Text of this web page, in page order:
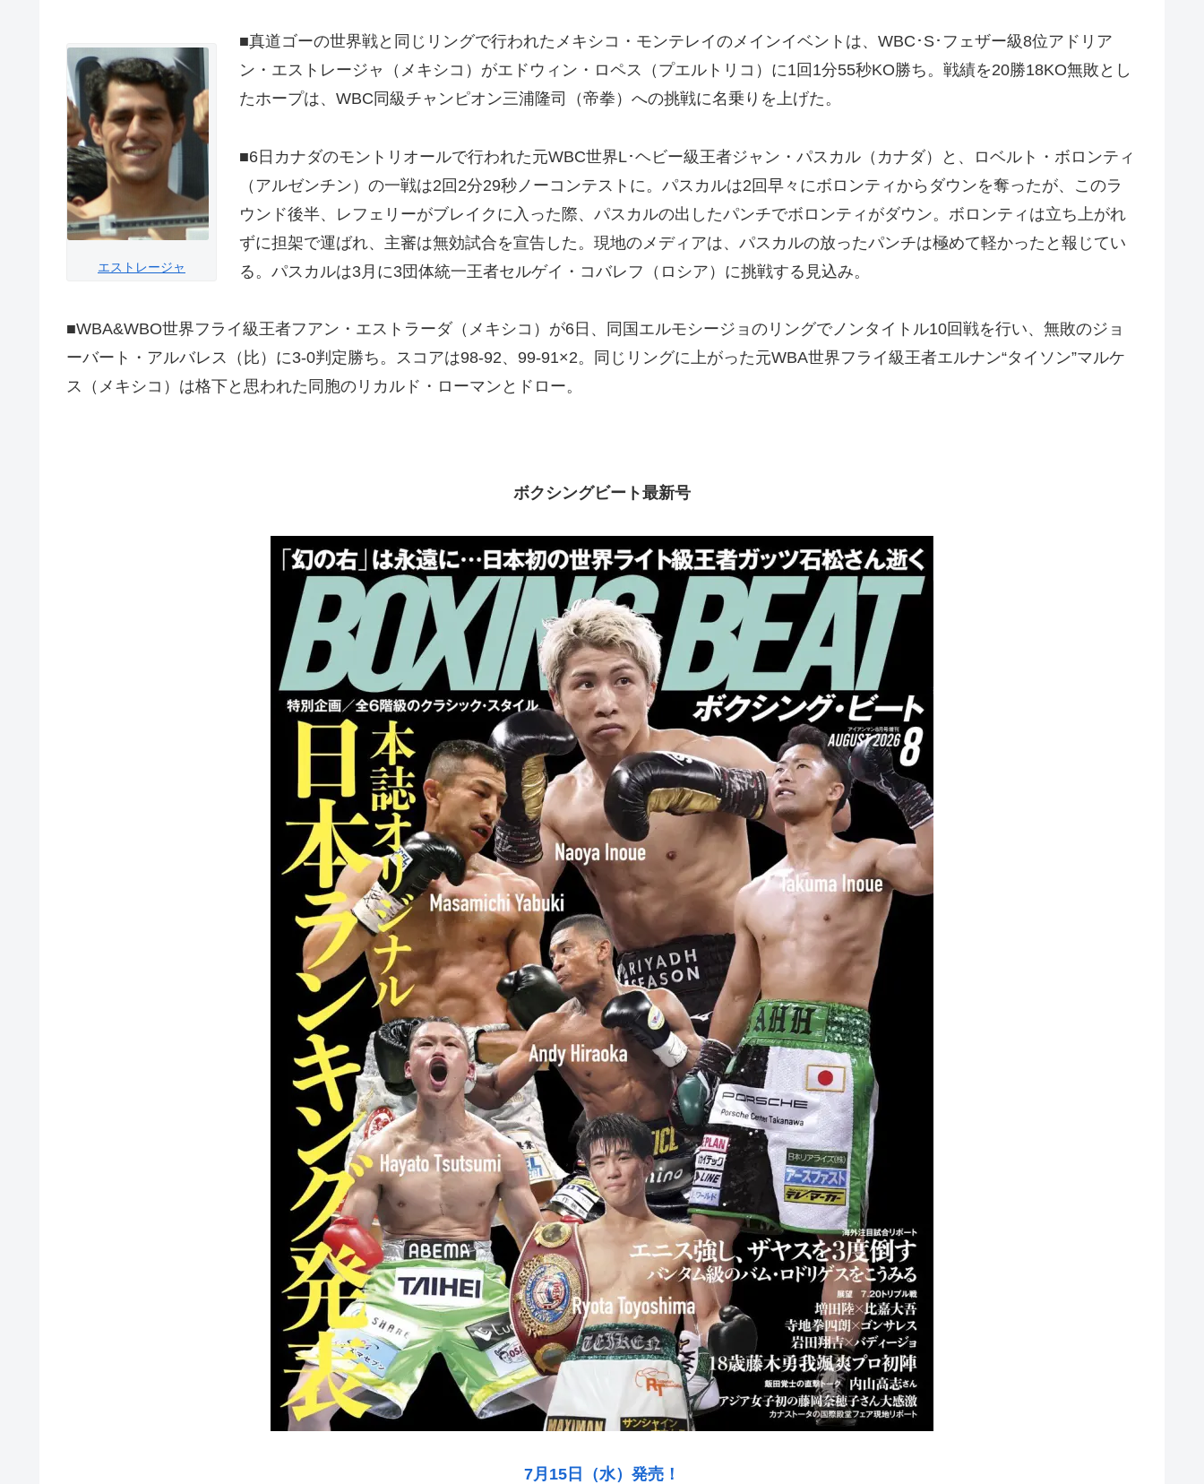
エストレージャ
■真道ゴーの世界戦と同じリングで行われたメキシコ・モンテレイのメインイベントは、WBC･S･フェザー級8位アドリア
ン・エストレージャ（メキシコ）がエドウィン・ロペス（プエルトリコ）に1回1分55秒KO勝ち。戦績を20勝18KO無敗とし
たホープは、WBC同級チャンピオン三浦隆司（帝拳）への挑戦に名乗りを上げた。
■6日カナダのモントリオールで行われた元WBC世界L･ヘビー級王者ジャン・パスカル（カナダ）と、ロベルト・ボロンティ
（アルゼンチン）の一戦は2回2分29秒ノーコンテストに。パスカルは2回早々にボロンティからダウンを奪ったが、このラ
ウンド後半、レフェリーがブレイクに入った際、パスカルの出したパンチでボロンティがダウン。ボロンティは立ち上がれ
ずに担架で運ばれ、主審は無効試合を宣告した。現地のメディアは、パスカルの放ったパンチは極めて軽かったと報じてい
る。パスカルは3月に3団体統一王者セルゲイ・コバレフ（ロシア）に挑戦する見込み。
■WBA&WBO世界フライ級王者フアン・エストラーダ（メキシコ）が6日、同国エルモシージョのリングでノンタイトル10回戦を行い、無敗のジョ
ーバート・アルバレス（比）に3-0判定勝ち。スコアは98-92、99-91×2。同じリングに上がった元WBA世界フライ級王者エルナン“タイソン”マルケ
ス（メキシコ）は格下と思われた同胞のリカルド・ローマンとドロー。
ボクシングビート最新号
7月15日（水）発売！